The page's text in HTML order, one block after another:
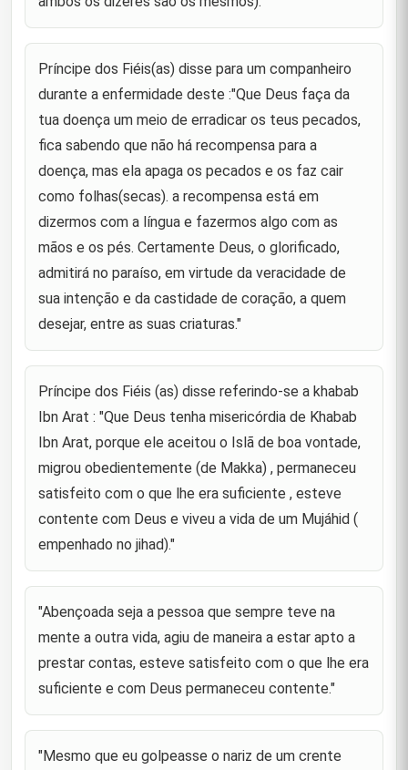
52
para evitarmos ce
53
"Não há riqueza igual à sabedoria, não há pobreza
igual à ignorância, não há herança igual ao
refinamento e não há apoio igual à consulta."
54
"a paciência é de duas espécies:a paciência que
vos causa sofrimento e a paciência quanto ao que
cobiçais."
55
"Com a riqueza, uma terra estranha é uma terra
natal, enquanto que com a pobreza, mesmo a terra
natal é uma terra estranha."
"O contentamento é uma riqueza que não diminiu."
(Sayyd Radhi comenta : este dito foi também
relatado atribuído ao Profeta(saas) ).
57 "A riqueza é o carro-chefe das paixões."
58
"Aquele que vos admoesta é como o que vos dá as
59 "a língua é uma fera; se ficar solta, devorará."
60 "A mulher é um escorpião cuja ferroada é doce."
61
retribuí com outro melhor. Se vos for estendida uma
embora o crédito per
62 "O intercessor é a asa daquele que procura."
"As pessoas apegadas ao mundo são como
dormem."
Príncipe dos Fiéis(as) disse para um companheiro
durante a enfermidade deste :"Que Deus faça da
tua doença um meio de erradicar os teus pecados,
fica sabendo que não há recompensa para a
doença, mas ela apaga os pecados e os faz cair
como folhas(secas). a recompensa está em
dizermos com a língua e fazermos algo com as
mãos e os pés. Certamente Deus, o glorificado,
admitirá no paraíso, em virtude da veracidade de
sua intenção e da castidade de coração, a quem
desejar, entre as suas criaturas."
Príncipe dos Fiéis (as) disse referindo-se a khabab
Ibn Arat : "Que Deus tenha misericórdia de Khabab
Ibn Arat, porque ele aceitou o Islã de boa vontade,
migrou obedientemente (de Makka) , permaneceu
satisfeito com o que lhe era suficiente , esteve
contente com Deus e viveu a vida de um Mujáhid (
empenhado no jihad)."
"Abençoada seja a pessoa que sempre teve na
mente a outra vida, agiu de maneira a estar apto a
prestar contas, esteve satisfeito com o que lhe era
suficiente e com Deus permaneceu contente."
"Mesmo que eu golpeasse o nariz de um crente